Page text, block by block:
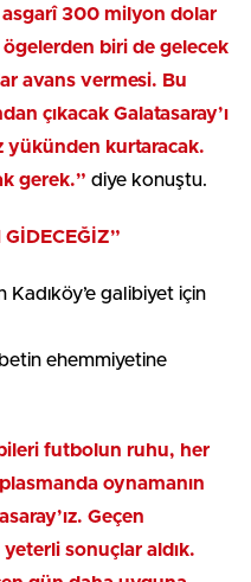
asgarî 300 milyon dolar
ögelerden biri de gelecek
avans vermesi. Bu
çıkacak Galatasaray’ı
yükünden kurtaracak.
gerek.” diye konuştu.
Kadıköy’e galibiyet için
ehemmiyetine
futbolun ruhu, her
oynamanın
Geçen
sonuçlar aldık.